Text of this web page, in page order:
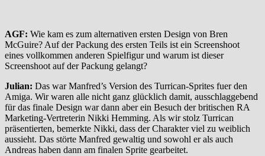
AGF: Wie kam es zum alternativen ersten Design von Bren
McGuire? Auf der Packung des ersten Teils ist ein Screenshoot
eines vollkommen anderen Spielfigur und warum ist dieser
Screenshoot auf der Packung gelangt?
Julian: Das war Manfred’s Version des Turrican-Sprites fuer den
Amiga. Wir waren alle nicht ganz glücklich damit, ausschlaggebend
für das finale Design war dann aber ein Besuch der britischen RA
Marketing-Vertreterin Nikki Hemming. Als wir stolz Turrican
präsentierten, bemerkte Nikki, dass der Charakter viel zu weiblich
aussieht. Das störte Manfred gewaltig und sowohl er als auch
Andreas haben dann am finalen Sprite gearbeitet.